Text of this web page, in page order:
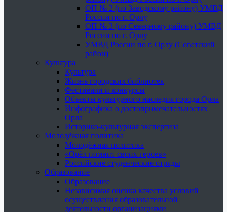
ОП № 2 (по Заводскому району) УМВД
России по г. Орлу
ОП № 3 (по Северному району) УМВД
России по г. Орлу
УМВД России по г. Орлу (Советский
район)
Культура
Культура
Жизнь городских библиотек
Фестивали и конкурсы
Объекты культурного наследия города Орла
Инфографика о достопримечательностях
Орла
Историко-культурная экспертиза
Молодёжная политика
Молодёжная политика
«Орёл помнит своих героев»
Российские студенческие отряды
Образование
Образование
Независимая оценка качества условий
осуществления образовательной
деятельности организациями